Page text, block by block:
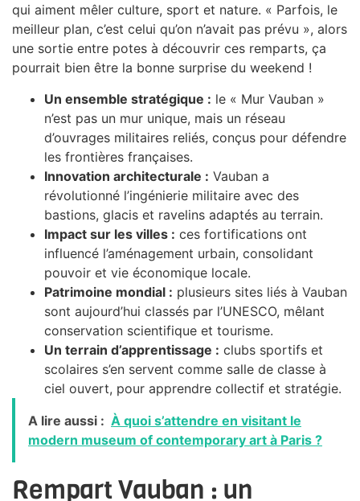
qui aiment mêler culture, sport et nature. « Parfois, le
meilleur plan, c’est celui qu’on n’avait pas prévu », alors
une sortie entre potes à découvrir ces remparts, ça
pourrait bien être la bonne surprise du weekend !
Un ensemble stratégique : le « Mur Vauban »
n’est pas un mur unique, mais un réseau
d’ouvrages militaires reliés, conçus pour défendre
les frontières françaises.
Innovation architecturale : Vauban a
révolutionné l’ingénierie militaire avec des
bastions, glacis et ravelins adaptés au terrain.
Impact sur les villes : ces fortifications ont
influencé l’aménagement urbain, consolidant
pouvoir et vie économique locale.
Patrimoine mondial : plusieurs sites liés à Vauban
sont aujourd’hui classés par l’UNESCO, mêlant
conservation scientifique et tourisme.
Un terrain d’apprentissage : clubs sportifs et
scolaires s’en servent comme salle de classe à
ciel ouvert, pour apprendre collectif et stratégie.
A lire aussi : À quoi s’attendre en visitant le
modern museum of contemporary art à Paris ?
Rempart Vauban : un